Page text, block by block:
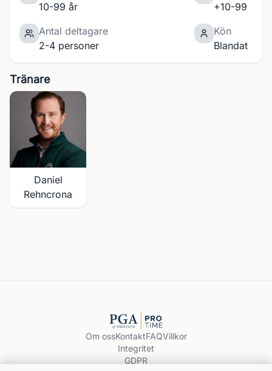
10-99 år
+10-99
Antal deltagare
2-4 personer
Kön
Blandat
Tränare
Daniel
Rehncrona
Om ossKontaktFAQVillkor
Integritet
GDPR